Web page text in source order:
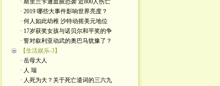
· 斯里兰卡遭血腥恐袭 近800人伤亡
· 2019 哪些大事件影响世界亮度？
· 何人如此幼稚 沙特动摇美元地位
· 17岁获奖女孩与诺贝尔和平奖的争
· 誓对叙利亚动武的奥巴马犹豫了？
【生活娱乐-3】
· 岳母大人
· 人 瑞
· 人死为大？关于死亡遣词的三六九